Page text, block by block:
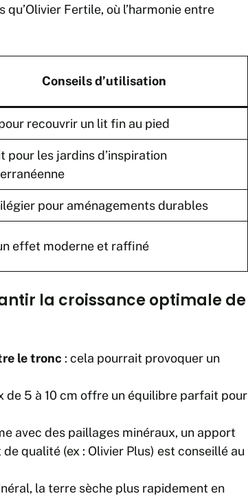
Fertile, où l’harmonie entre
Conseils d’utilisation
recouvrir un lit fin au pied
pour les jardins d’inspiration
pour aménagements durables
effet moderne et raffiné
la croissance optimale de
le tronc : cela pourrait provoquer un
de 5 à 10 cm offre un équilibre parfait pour
avec des paillages minéraux, un apport
qualité (ex : Olivier Plus) est conseillé au
la terre sèche plus rapidement en